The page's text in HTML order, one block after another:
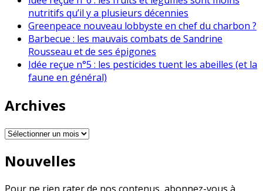
nutritifs qu’il y a plusieurs décennies
Greenpeace nouveau lobbyste en chef du charbon ?
Barbecue : les mauvais combats de Sandrine
Rousseau et de ses épigones
Idée reçue n°5 : les pesticides tuent les abeilles (et la
faune en général)
Archives
Archives
Nouvelles